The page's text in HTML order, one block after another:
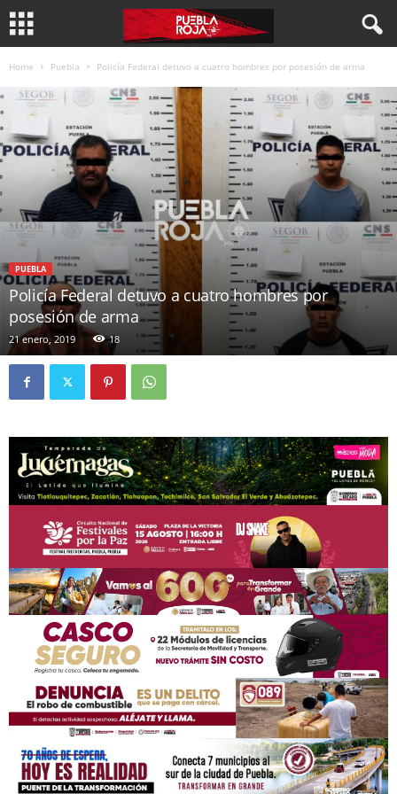
Home Puebla Policía Federal detuvo a cuatro hombres por posesión de arma
PUEBLA
Policía Federal detuvo a cuatro hombres por
posesión de arma
21 enero, 2019 18